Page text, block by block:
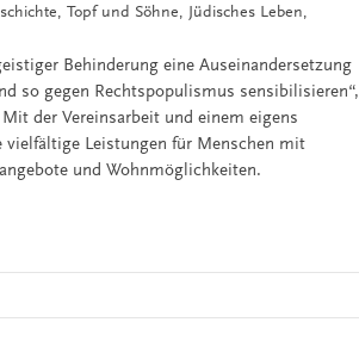
Topf und Söhne, Jüdisches Leben,
Behinderung eine Auseinandersetzung
so gegen Rechtspopulismus sensibilisieren“,
der Vereinsarbeit und einem eigens
Leistungen für Menschen mit
und Wohnmöglichkeiten.